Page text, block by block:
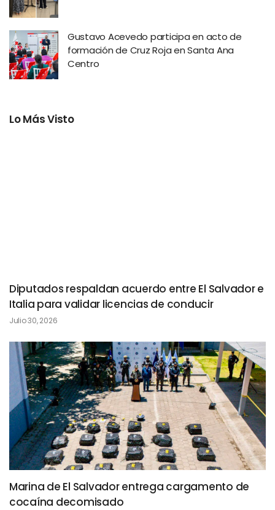
Gustavo Acevedo participa en acto de
formación de Cruz Roja en Santa Ana
Centro
Lo Más Visto
Diputados respaldan acuerdo entre El Salvador e
Italia para validar licencias de conducir
Julio 30, 2026
Marina de El Salvador entrega cargamento de
cocaína decomisado